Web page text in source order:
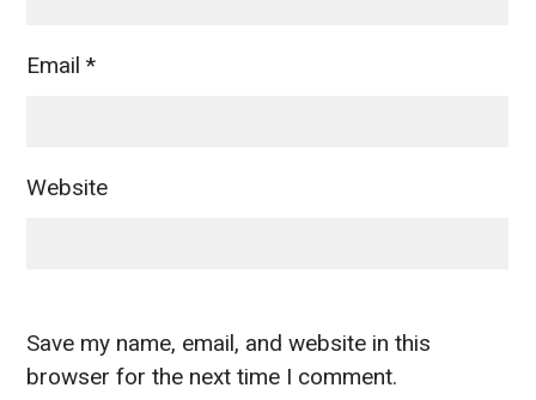
Email*
Website
Save my name, email, and website in this
browser for the next time I comment.